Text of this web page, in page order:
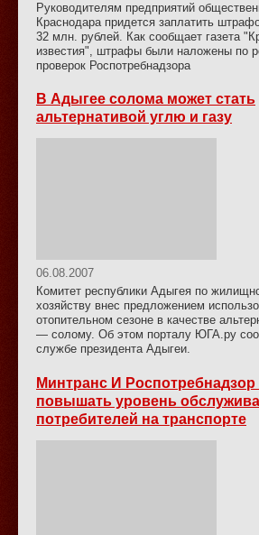
Руководителям предприятий
Краснодара придется заплатить
32 млн. рублей. Как сообщает газета
известия", штрафы были наложены по
проверок Роспотребнадзора
В Адыгее солома может стать
альтернативой углю и газу
06.08.2007
Комитет республики Адыгея по
хозяйству внес предложением
отопительном сезоне в качестве
— солому. Об этом порталу ЮГА.ру
службе президента Адыгеи.
Минтранс И Роспотребнадзор
повышать уровень
потребителей на транспорте